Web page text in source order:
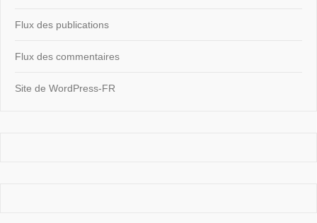
Flux des publications
Flux des commentaires
Site de WordPress-FR